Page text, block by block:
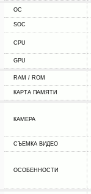
ОС
SOC
CPU
GPU
RAM / ROM
КАРТА ПАМЯТИ
КАМЕРА
СЪЕМКА ВИДЕО
ОСОБЕННОСТИ